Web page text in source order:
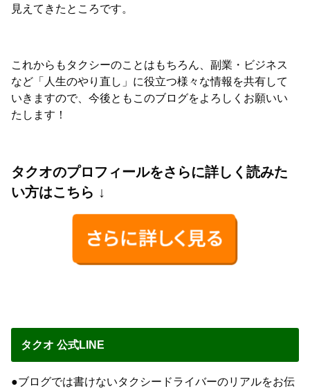
見えてきたところです。
これからもタクシーのことはもちろん、副業・ビジネス
など「人生のやり直し」に役立つ様々な情報を共有して
いきますので、今後ともこのブログをよろしくお願いい
たします！
タクオのプロフィールをさらに詳しく読みた
い方はこちら ↓
タクオ 公式LINE
●ブログでは書けないタクシードライバーのリアルをお伝